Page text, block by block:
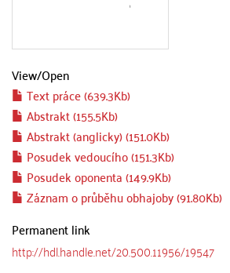
View/Open
Text práce (639.3Kb)
Abstrakt (155.5Kb)
Abstrakt (anglicky) (151.0Kb)
Posudek vedoucího (151.3Kb)
Posudek oponenta (149.9Kb)
Záznam o průběhu obhajoby (91.80Kb)
Permanent link
http://hdl.handle.net/20.500.11956/19547